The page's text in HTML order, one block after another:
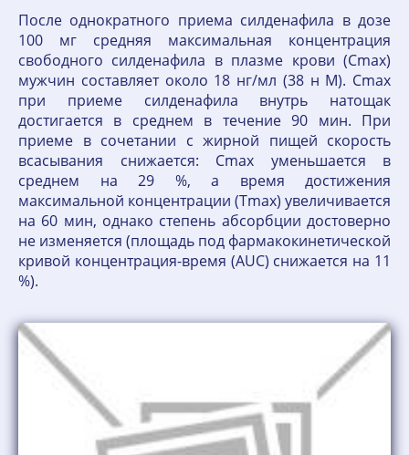
После однократного приема силденафила в дозе
100 мг средняя максимальная концентрация
свободного силденафила в плазме крови (Сmах)
мужчин составляет около 18 нг/мл (38 н М). Сmах
при приеме силденафила внутрь натощак
достигается в среднем в течение 90 мин. При
приеме в сочетании с жирной пищей скорость
всасывания снижается: Сmах уменьшается в
среднем на 29 %, а время достижения
максимальной концентрации (Тmах) увеличивается
на 60 мин, однако степень абсорбции достоверно
не изменяется (площадь под фармакокинетической
кривой концентрация-время (AUC) снижается на 11
%).